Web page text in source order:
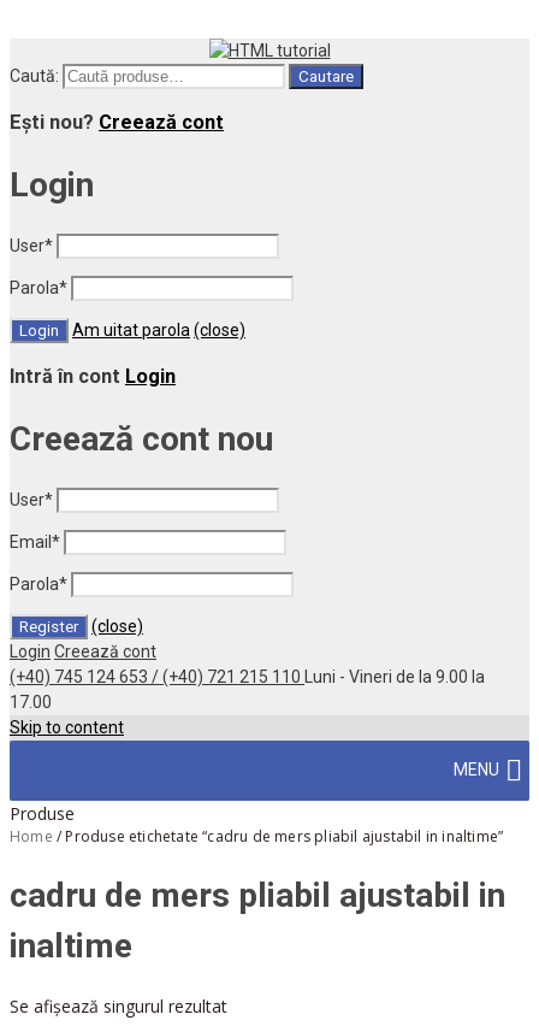
Caută: Cautare
Ești nou? Creează cont
Login
User*
Parola*
Am uitat parola (close)
Intră în cont Login
Creează cont nou
User*
Email *
Parola*
(close)
Login Creează cont
(+40) 745 124 653 / (+40) 721 215 110
Luni - Vineri de la 9.00 la
17.00
Skip to content
MENU
Produse
Home / Produse etichetate “cadru de mers pliabil ajustabil in inaltime”
cadru de mers pliabil ajustabil in
inaltime
Se afișează singurul rezultat